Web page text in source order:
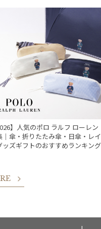
】人気のポロ ラルフ ローレン
｜傘・折りたたみ傘・日傘・レイ
ッズギフトのおすすめランキング